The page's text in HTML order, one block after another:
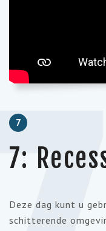
7
7:
Deze dag kunt u
schitterende